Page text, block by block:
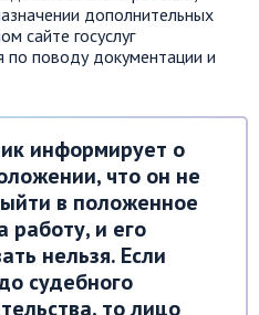
дополнительных
сайте госуслуг
по поводу документации и
информирует о
что он не
в положенное
работу, и его
нельзя. Если
судебного
то лицо